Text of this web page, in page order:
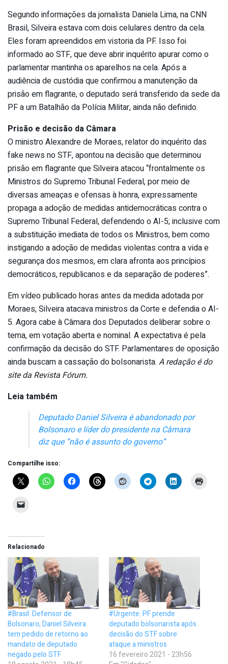
Segundo informações da jornalista Daniela Lima, na CNN
Brasil, Silveira estava com dois celulares dentro da cela.
Eles foram apreendidos em vistoria da PF. Isso foi
informado ao STF, que deve abrir inquérito apurar como o
parlamentar mantinha os aparelhos na cela. Após a
audiência de custódia que confirmou a manutenção da
prisão em flagrante, o deputado será transferido da sede da
PF a um Batalhão da Polícia Militar, ainda não definido.
Prisão e decisão da Câmara
O ministro Alexandre de Moraes, relator do inquérito das
fake news no STF, apontou na decisão que determinou
prisão em flagrante que Silveira atacou “frontalmente os
Ministros do Supremo Tribunal Federal, por meio de
diversas ameaças e ofensas à honra, expressamente
propaga a adoção de medidas antidemocráticas contra o
Supremo Tribunal Federal, defendendo o AI-5; inclusive com
a substituição imediata de todos os Ministros, bem como
instigando a adoção de medidas violentas contra a vida e
segurança dos mesmos, em clara afronta aos princípios
democráticos, republicanos e da separação de poderes”.
Em vídeo publicado horas antes da medida adotada por
Moraes, Silveira atacava ministros da Corte e defendia o AI-
5. Agora cabe à Câmara dos Deputados deliberar sobre o
tema, em votação aberta e nominal. A expectativa é pela
confirmação da decisão do STF. Parlamentares de oposição
ainda buscam a cassação do bolsonarista. A redação é do
site da Revista Fórum.
Leia também
Deputado Daniel Silveira é abandonado por
Bolsonaro e líder do presidente na Câmara
diz que “não é assunto do governo”
Compartilhe isso:
Relacionado
#Brasil: Defensor de
Bolsonaro, Daniel Silveira
tem pedido de retorno ao
mandato de deputado
negado pelo STF
#Urgente: PF prende
deputado bolsonarista após
decisão do STF sobre
ataque a ministros
16 fevereiro 2021 - 23h56